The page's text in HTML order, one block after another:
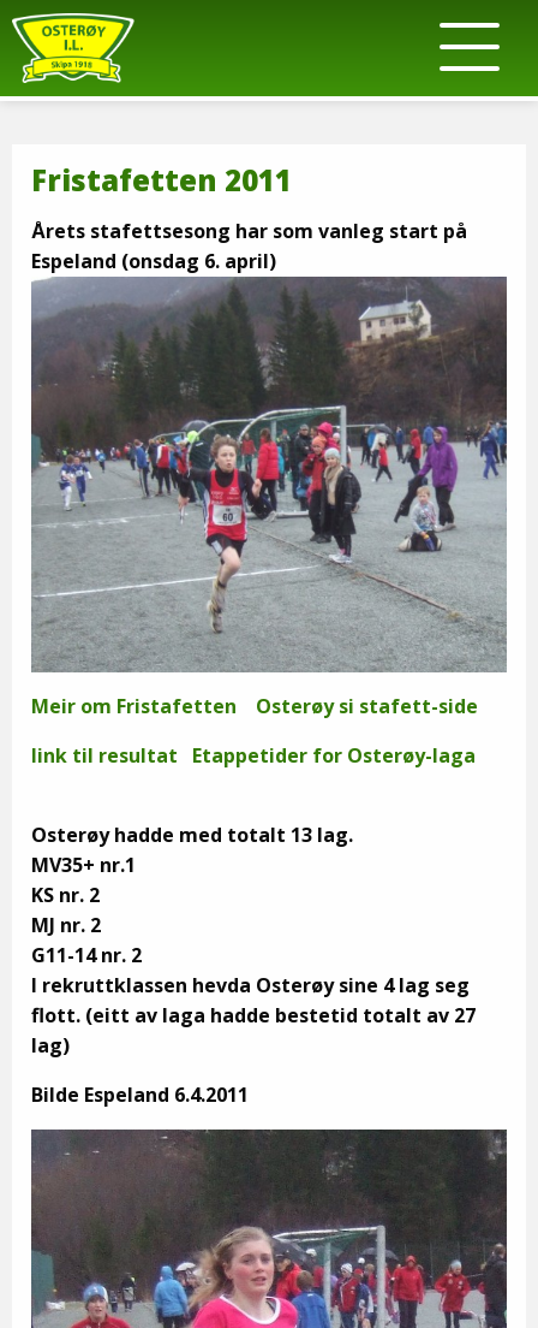
Fristafetten 2011
Årets stafettsesong har som vanleg start på
Espeland (onsdag 6. april)
Meir om Fristafetten
Osterøy si stafett-side
link til resultat
Etappetider for Osterøy-laga
Osterøy hadde med totalt 13 lag.
MV35+ nr.1
KS nr. 2
MJ nr. 2
G11-14 nr. 2
I rekruttklassen hevda Osterøy sine 4 lag seg
flott. (eitt av laga hadde bestetid totalt av 27
lag)
Bilde Espeland 6.4.2011